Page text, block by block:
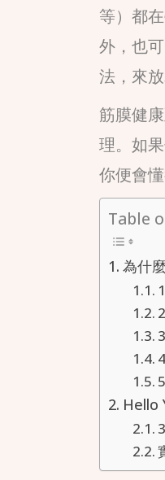
等）都
外，也
法，來
筋膜健
理。如
你便會
Table
為什
Hello